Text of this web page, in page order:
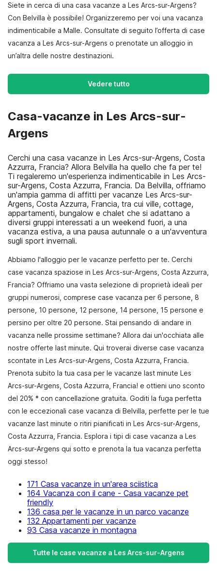
Siete in cerca di una casa vacanze a Les Arcs-sur-Argens?
Con Belvilla è possibile! Organizzeremo per voi una vacanza
indimenticabile a Malle. Consultate di seguito l’offerta di case
vacanza a Les Arcs-sur-Argens o prenotate un alloggio in
un’altra delle nostre destinazioni.
Vedere tutto
Casa-vacanze in Les Arcs-sur-
Argens
Cerchi una casa vacanze in Les Arcs-sur-Argens, Costa
Azzurra, Francia? Allora Belvilla ha quello che fa per te!
Ti regaleremo un'esperienza indimenticabile in Les Arcs-
sur-Argens, Costa Azzurra, Francia. Da Belvilla, offriamo
un'ampia gamma di affitti per vacanze Les Arcs-sur-
Argens, Costa Azzurra, Francia, tra cui ville, cottage,
appartamenti, bungalow e chalet che si adattano a
diversi gruppi interessati a un weekend fuori, a una
vacanza estiva, a una pausa autunnale o a un'avventura
sugli sport invernali.
Abbiamo l'alloggio per le vacanze perfetto per te. Cerchi
case vacanza spaziose in Les Arcs-sur-Argens, Costa Azzurra,
Francia? Offriamo una vasta selezione di proprietà ideali per
gruppi numerosi, comprese case vacanza per 6 persone, 8
persone, 10 persone, 12 persone, 14 persone, 15 persone e
persino per oltre 20 persone. Stai pensando di andare in
vacanza nelle prossime settimane? Allora dai un'occhiata alle
nostre offerte last minute. Qui troverai diverse case vacanza
scontate in Les Arcs-sur-Argens, Costa Azzurra, Francia.
Prenota subito la tua casa per le vacanze last minute Les
Arcs-sur-Argens, Costa Azzurra, Francia! e ottieni uno sconto
del 20% * con cancellazione gratuita. Goditi la fuga perfetta
con le eccezionali case vacanza di Belvilla, perfette per le tue
vacanze last minute o ritiri pianificati in Les Arcs-sur-Argens,
Costa Azzurra, Francia. Esplora i tipi di case vacanza a Les
Arcs-sur-Argens qui sotto e prenota la tua vacanza perfetta
oggi stesso!
171 Casa vacanze in un'area sciistica
164 Vacanza con il cane - Casa vacanze pet
friendly
136 casa per le vacanze in un parco vacanze
132 Appartamenti per vacanze
93 Casa vacanze in montagna
Tutte le case vacanze a Les Arcs-sur-Argens